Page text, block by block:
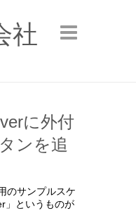
社
に外付
ンを追
のサンプルスケ
」というものが